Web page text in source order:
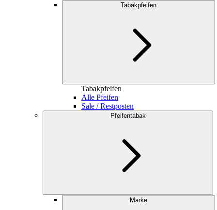
Tabakpfeifen
Tabakpfeifen
Alle Pfeifen
Sale / Restposten
Pfeifentabak
Marke